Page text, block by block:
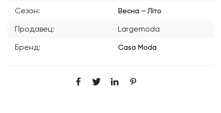
Сезон:
Весна – Літо
Продавец:
Largemoda
Бренд:
Casa Moda